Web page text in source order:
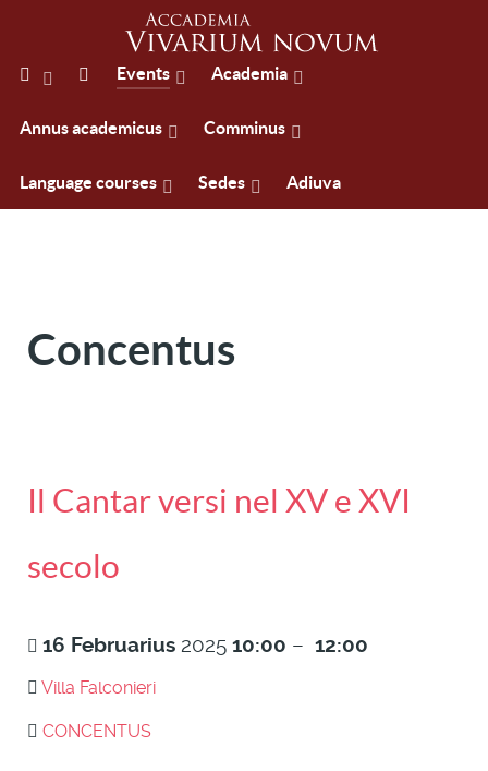
Events Academia
Annus academicus Comminus
Language courses Sedes Adiuva
Concentus
Il Cantar versi nel XV e XVI
secolo
16 Februarius 2025 10:00 – 12:00
Villa Falconieri
CONCENTUS